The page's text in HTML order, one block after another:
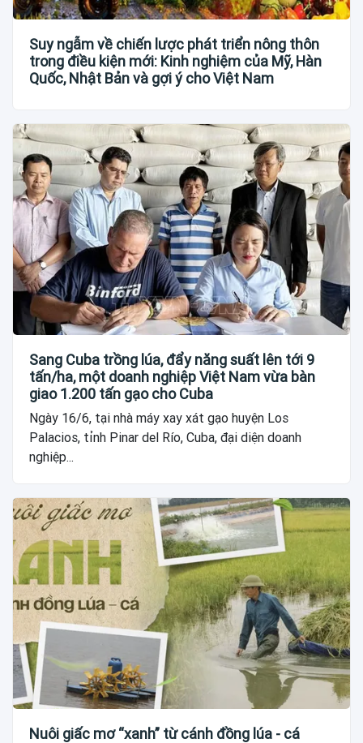
Suy ngẫm về chiến lược phát triển nông thôn
trong điều kiện mới: Kinh nghiệm của Mỹ, Hàn
Quốc, Nhật Bản và gợi ý cho Việt Nam
Sang Cuba trồng lúa, đẩy năng suất lên tới 9
tấn/ha, một doanh nghiệp Việt Nam vừa bàn
giao 1.200 tấn gạo cho Cuba
Ngày 16/6, tại nhà máy xay xát gạo huyện Los
Palacios, tỉnh Pinar del Río, Cuba, đại diện doanh
nghiệp...
Nuôi giấc mơ “xanh” từ cánh đồng lúa - cá